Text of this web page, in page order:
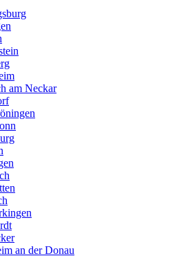
am Neckar
an der Donau